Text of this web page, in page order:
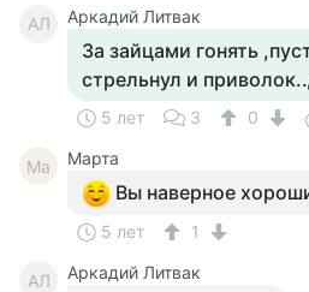
АЛ Аркадий Литвак
За зайцами гонять
стрельнул и
5 лет 3 0
Ма Марта
Вы наверное
5 лет 1
АЛ Аркадий Литвак